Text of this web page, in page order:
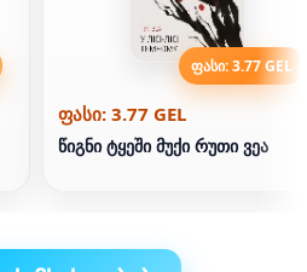
ფასი: 3.77 GEL
ფასი: 3.77 GEL
წიგნი ტყეში მუქი რუთი ვეა